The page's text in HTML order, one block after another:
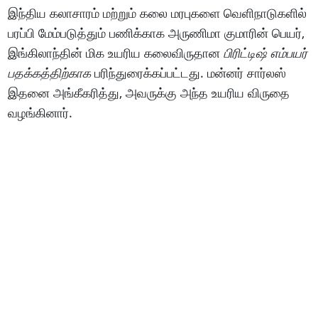
இந்திய கலாசாரம் மற்றும் கலை மரபுகளை வெளிநாடுகளில்
பரப்பி மேம்படுத்தும் பணிக்காக அருணிமா குமாரின் பெயர்,
இங்கிலாந்தின் மிக உயரிய கலைவிருதானபிரிட்டிஷ் எம்பயர்
பதக்கத்திற்காகபரிந்துரைக்கப்பட்டது. மன்னர் சார்லஸ்
இதனை அங்கீகரித்து, அவருக்கு அந்த உயரிய விருதை
வழங்கினார்.